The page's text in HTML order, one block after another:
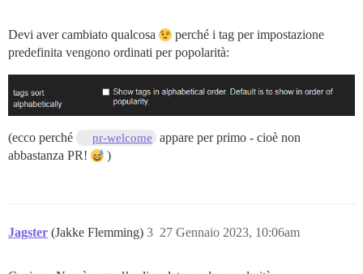
Devi aver cambiato qualcosa
perché i tag per impostazione
predefinita vengono ordinati per popolarità:
(ecco perché pr-welcome
appare per primo - cioè non
abbastanza PR!
)
Jagster (Jakke Flemming) 27 Gennaio 2023, 10:06am
3